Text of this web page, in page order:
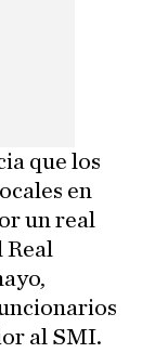
que los
en
un real
al SMI.